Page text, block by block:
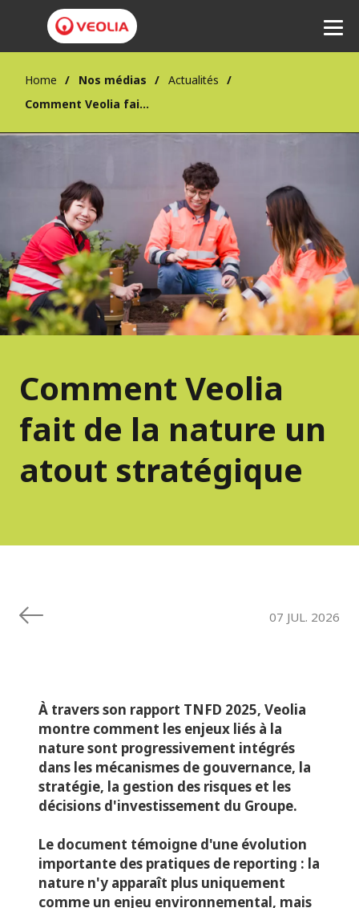
Home Nos médias
Actualités
Comment Veolia fait de la nature un atout stratégique
Comment Veolia
fait de la nature un
atout stratégique
07 JUL. 2026
À travers son rapport TNFD 2025, Veolia
montre comment les enjeux liés à la
nature sont progressivement intégrés
dans les mécanismes de gouvernance, la
stratégie, la gestion des risques et les
décisions d'investissement du Groupe.
Le document témoigne d'une évolution
importante des pratiques de reporting : la
nature n'y apparaît plus uniquement
comme un enjeu environnemental, mais